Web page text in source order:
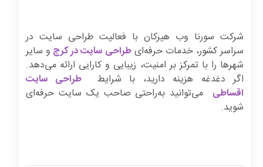
شرکت سورنا وب هیرکان با فعالیت طراحی سایت در
سراسر کشور، خدمات حرفه‌ایطراحی سایت در کرج و سایر
شهرها را با تمرکز بر امنیت، زیبایی و کارایی ارائه می‌دهد.
اگر دغدغه هزینه دارید، با شرایططراحی سایت
اقساطی می‌توانید به‌راحتی صاحب یک سایت حرفه‌ای
شوید.